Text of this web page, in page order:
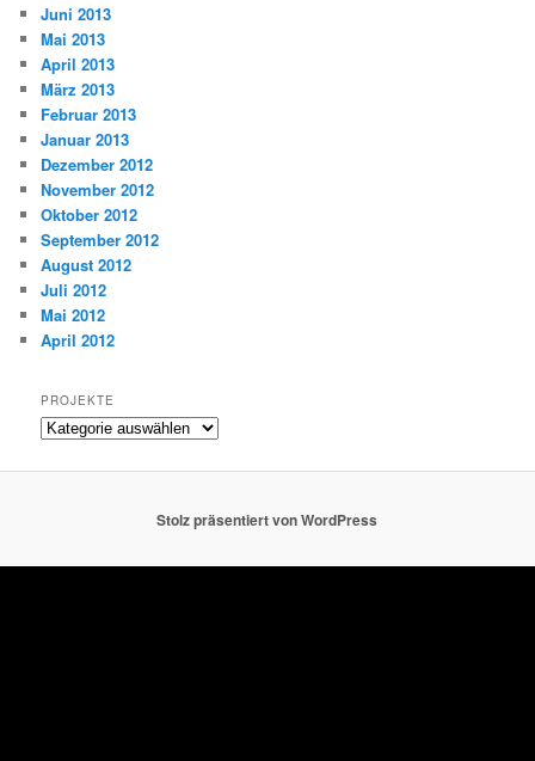
Juni 2013
Mai 2013
April 2013
März 2013
Februar 2013
Januar 2013
Dezember 2012
November 2012
Oktober 2012
September 2012
August 2012
Juli 2012
Mai 2012
April 2012
PROJEKTE
Projekte
Stolz präsentiert von WordPress